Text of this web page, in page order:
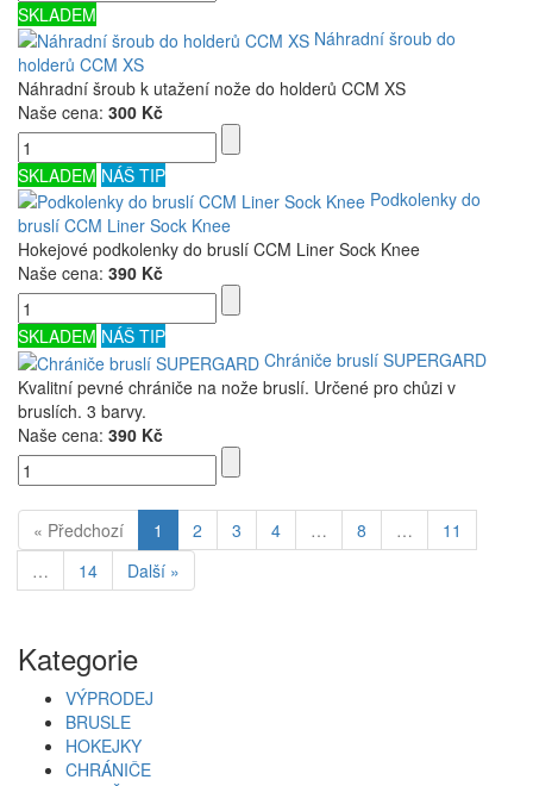
SKLADEM
Náhradní šroub do
holderů CCM XS
Náhradní šroub k utažení nože do holderů CCM XS
Naše cena: 300 Kč
SKLADEM NÁŠ TIP
Podkolenky do
bruslí CCM Liner Sock Knee
Hokejové podkolenky do bruslí CCM Liner Sock Knee
Naše cena: 390 Kč
SKLADEM NÁŠ TIP
Chrániče bruslí SUPERGARD
Kvalitní pevné chrániče na nože bruslí. Určené pro chůzi v
bruslích. 3 barvy.
Naše cena: 390 Kč
« Předchozí 1 2 3 4 … 8 …
11
…
14 Další »
Kategorie
VÝPRODEJ
BRUSLE
HOKEJKY
CHRÁNIČE